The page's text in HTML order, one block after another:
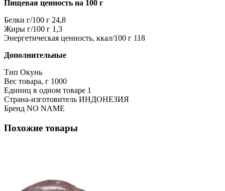
Пищевая ценность на 100 г
Белки г/100 г 24,8
Жиры г/100 г 1,3
Энергетическая ценность, ккал/100 г 118
Дополнительные
Тип Окунь
Вес товара, г 1000
Единиц в одном товаре 1
Страна-изготовитель ИНДОНЕЗИЯ
Бренд NO NAME
Похожие товары